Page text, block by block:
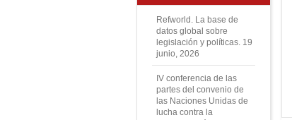
Refworld. La base de
datos global sobre
legislación y políticas. 19
junio, 2026
IV conferencia de las
partes del convenio de
las Naciones Unidas de
lucha contra la